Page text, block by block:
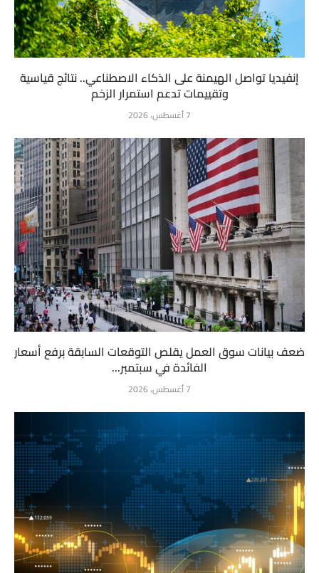
إنفيديا تواصل الهيمنة على الذكاء الاصطناعي.. نتائج قياسية
وتقييمات تدعم استمرار الزخم
7 أغسطس، 2026
ضعف بيانات سوق العمل يقلص التوقعات السابقة برفع أسعار
الفائدة في سبتمبر...
7 أغسطس، 2026